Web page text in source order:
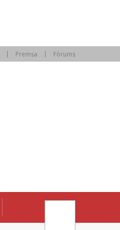
Premsa Fòrums